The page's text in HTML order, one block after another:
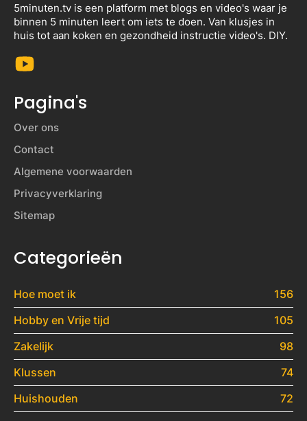
5minuten.tv is een platform met blogs en video's waar je
binnen 5 minuten leert om iets te doen. Van klusjes in
huis tot aan koken en gezondheid instructie video's. DIY.
Pagina's
Over ons
Contact
Algemene voorwaarden
Privacyverklaring
Sitemap
Categorieën
Hoe moet ik
156
Hobby en Vrije tijd
105
Zakelijk
98
Klussen
74
Huishouden
72